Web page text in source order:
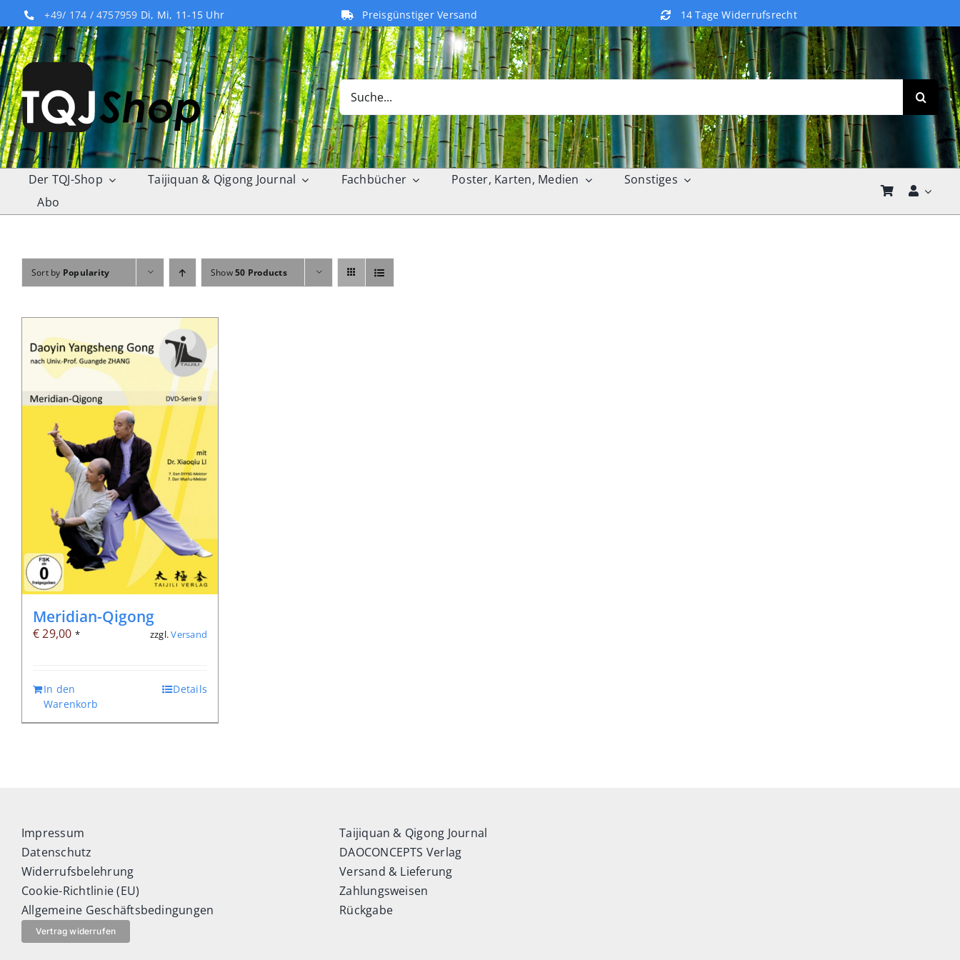
to
content
+49/ 174 / 4757959 Di, Mi, 11-15 Uhr Preisgünstiger Versand 14 Tage Widerrufsrecht
Search
for:
Der TQJ-Shop Taijiquan & Qigong Journal Fachbücher Poster, Karten, Medien
Sonstiges
Abo
Sort by Popularity Show50 Products
Meridian-Qigong
€29,00 * zzgl.Versand
In den
Warenkorb
Details
Impressum
Datenschutz
Widerrufsbelehrung
Cookie-Richtlinie (EU)
Allgemeine Geschäftsbedingungen
Vertrag widerrufen
Taijiquan & Qigong Journal
DAOCONCEPTS Verlag
Versand & Lieferung
Zahlungsweisen
Rückgabe